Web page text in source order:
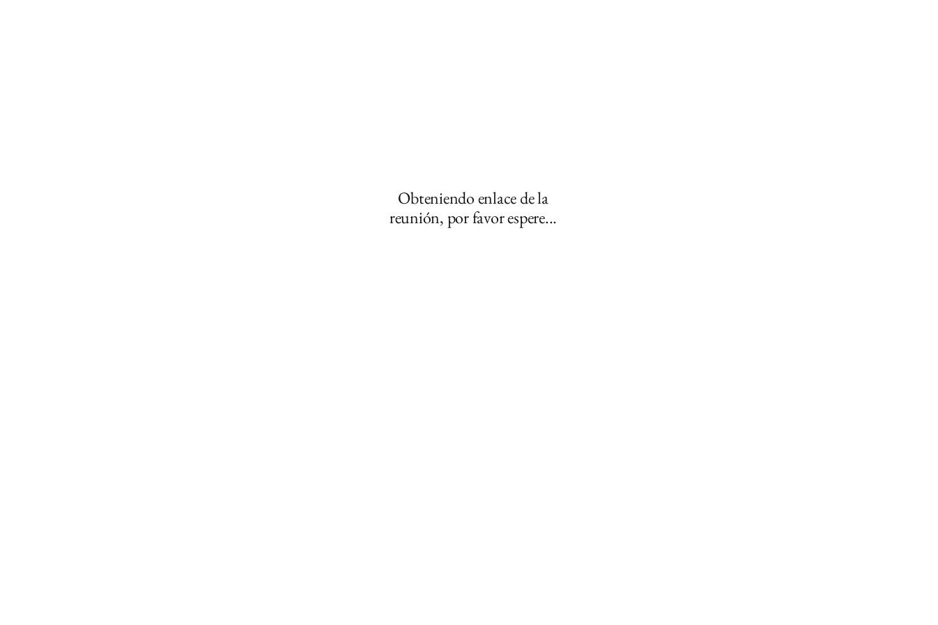
Obteniendo enlace de la
reunión, por favor espere...